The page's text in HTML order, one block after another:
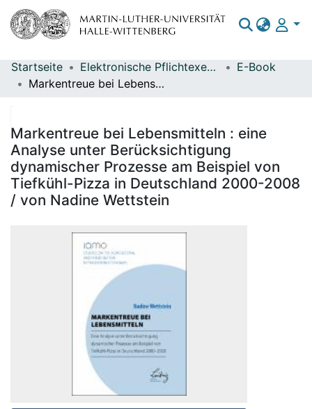
Bereiche & Sammlungen
Statistiken
Startseite Elektronische Pflichtexemplare
E-Book
Markentreue bei Lebensmitteln : eine Analyse unter Berücksichtigung dynamischer Prozesse am Beispiel von Tiefkühl-Pizza in Deutschland 2000-2008 / von Nadine Wettstein
Markentreue bei Lebensmitteln : eine
Analyse unter Berücksichtigung
dynamischer Prozesse am Beispiel von
Tiefkühl-Pizza in Deutschland 2000-2008
/ von Nadine Wettstein